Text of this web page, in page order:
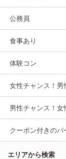
公務員
食事あり
体験コン
女性チャンス！男
男性チャンス！女
クーポン付きのパ
エリアから検索